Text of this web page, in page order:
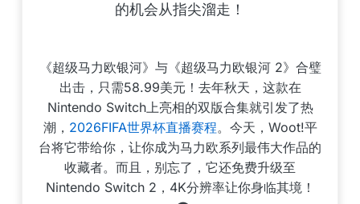
的机会从指尖溜走！
《超级马力欧银河》与《超级马力欧银河 2》合璧
出击，只需58.99美元！去年秋天，这款在
Nintendo Switch上亮相的双版合集就引发了热
潮， 2026FIFA世界杯直播赛程。今天，Woot!平
台将它带给你，让你成为马力欧系列最伟大作品的
收藏者。而且，别忘了，它还免费升级至
Nintendo Switch 2，4K分辨率让你身临其境！